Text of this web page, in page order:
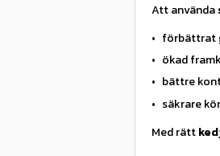
Att använda
förbättrat
ökad
bättre
säkrare
Med rätt